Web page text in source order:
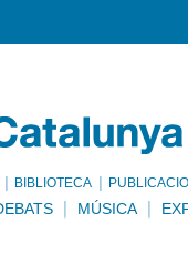
BIBLIOTECA
MÚSICA